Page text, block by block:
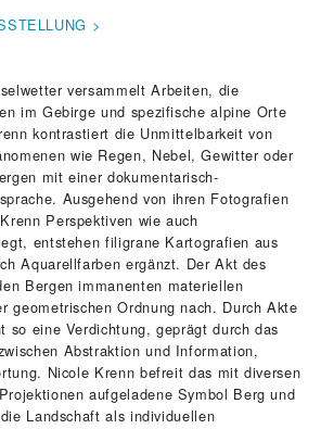
>
versammelt Arbeiten, die
im Gebirge und spezifische alpine Orte
kontrastiert die Unmittelbarkeit von
wie Regen, Nebel, Gewitter oder
mit einer dokumentarisch-
Ausgehend von ihren Fotografien
Perspektiven wie auch
entstehen filigrane Kartografien aus
Aquarellfarben ergänzt. Der Akt des
Bergen immanenten materiellen
geometrischen Ordnung nach. Durch Akte
so eine Verdichtung, geprägt durch das
Abstraktion und Information,
Nicole Krenn befreit das mit diversen
aufgeladene Symbol Berg und
Landschaft als individuellen